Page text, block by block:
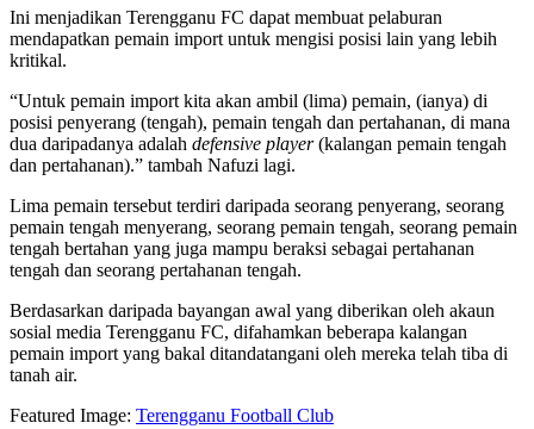
Ini menjadikan Terengganu FC dapat membuat pelaburan
mendapatkan pemain import untuk mengisi posisi lain yang lebih
kritikal.
“Untuk pemain import kita akan ambil (lima) pemain, (ianya) di
posisi penyerang (tengah), pemain tengah dan pertahanan, di mana
dua daripadanya adalah defensive player(kalangan pemain tengah
dan pertahanan).” tambah Nafuzi lagi.
Lima pemain tersebut terdiri daripada seorang penyerang, seorang
pemain tengah menyerang, seorang pemain tengah, seorang pemain
tengah bertahan yang juga mampu beraksi sebagai pertahanan
tengah dan seorang pertahanan tengah.
Berdasarkan daripada bayangan awal yang diberikan oleh akaun
sosial media Terengganu FC, difahamkan beberapa kalangan
pemain import yang bakal ditandatangani oleh mereka telah tiba di
tanah air.
Featured Image: Terengganu Football Club